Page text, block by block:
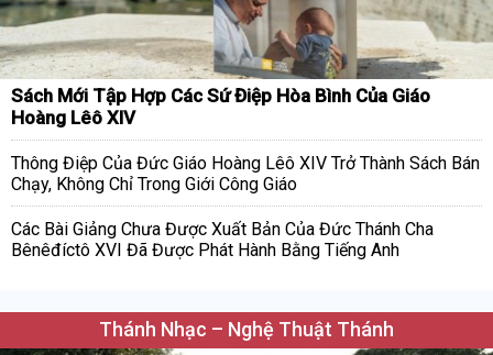
Sách Mới Tập Hợp Các Sứ Điệp Hòa Bình Của Giáo
Hoàng Lêô XIV
Thông Điệp Của Đức Giáo Hoàng Lêô XIV Trở Thành Sách Bán
Chạy, Không Chỉ Trong Giới Công Giáo
Các Bài Giảng Chưa Được Xuất Bản Của Đức Thánh Cha
Bênêđíctô XVI Đã Được Phát Hành Bằng Tiếng Anh
Thánh Nhạc – Nghệ Thuật Thánh